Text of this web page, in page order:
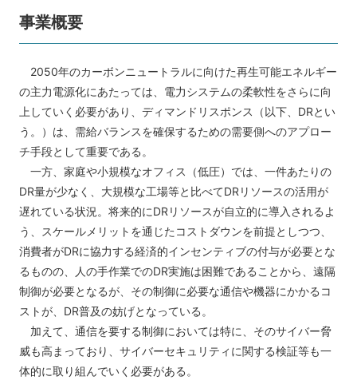
事業概要
2050年のカーボンニュートラルに向けた再生可能エネルギー
の主力電源化にあたっては、電力システムの柔軟性をさらに向
上していく必要があり、ディマンドリスポンス（以下、DRとい
う。）は、需給バランスを確保するための需要側へのアプロー
チ手段として重要である。
一方、家庭や小規模なオフィス（低圧）では、一件あたりの
DR量が少なく、大規模な工場等と比べてDRリソースの活用が
遅れている状況。将来的にDRリソースが自立的に導入されるよ
う、スケールメリットを通じたコストダウンを前提としつつ、
消費者がDRに協力する経済的インセンティブの付与が必要とな
るものの、人の手作業でのDR実施は困難であることから、遠隔
制御が必要となるが、その制御に必要な通信や機器にかかるコ
ストが、DR普及の妨げとなっている。
加えて、通信を要する制御においては特に、そのサイバー脅
威も高まっており、サイバーセキュリティに関する検証等も一
体的に取り組んでいく必要がある。